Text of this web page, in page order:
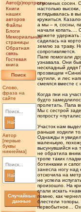
Авто(р)портреты
Книги
наших
авторов
Файлы
Блоги
Мемориальные
страницы
Обратная
связь
Гостевая
книга
Поиск
Слово,
фраза на
сайте
Найти
Автор
[первые
буквы
никнейма]
Найти
Случайные
данные
огромных сосен.
настолько
вглядывалась в
кружиться.
а мы – я, сосны,
начали копать.…
можете
садилась на
землю за траву.
сопротивляется.
Папе помогали
узнавала. Они
нескладный дядя
прозвищем
шутили, и лес
смеялся вместе с
Когда пни на
будто
пролетать. Папа
Мы с сестрой
попросту
Участок нам
раньше ходили
Однажды я
маленькую,
высунувшийся на
не обратила
тропе таких
ботинками и
занесла ногу над
отскочила на
не успела
произошло. На
стали искать
помню, как
блестели
первобытное…